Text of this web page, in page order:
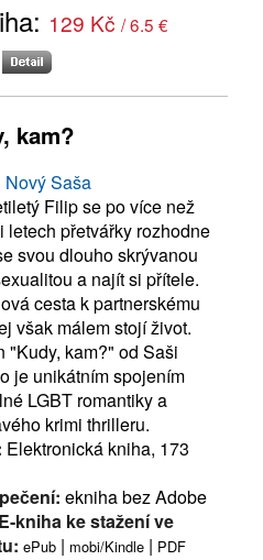
129 Kč / 6.5 €
kam?
Nový Saša
Filip se po více než
letech přetvářky rozhodne
svou dlouho skrývanou
a najít si přítele.
cesta k partnerskému
však málem stojí život.
"Kudy, kam?" od Saši
je unikátním spojením
LGBT romantiky a
krimi thrilleru.
Elektronická kniha, 173
ekniha bez Adobe
E-kniha ke stažení ve
ePub | mobi/Kindle | PDF